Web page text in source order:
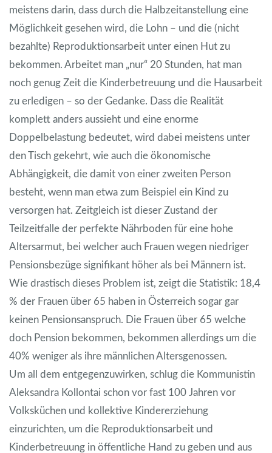
meistens darin, dass durch die Halbzeitanstellung eine
Möglichkeit gesehen wird, die Lohn – und die (nicht
bezahlte) Reproduktionsarbeit unter einen Hut zu
bekommen. Arbeitet man „nur“ 20 Stunden, hat man
noch genug Zeit die Kinderbetreuung und die Hausarbeit
zu erledigen – so der Gedanke. Dass die Realität
komplett anders aussieht und eine enorme
Doppelbelastung bedeutet, wird dabei meistens unter
den Tisch gekehrt, wie auch die ökonomische
Abhängigkeit, die damit von einer zweiten Person
besteht, wenn man etwa zum Beispiel ein Kind zu
versorgen hat. Zeitgleich ist dieser Zustand der
Teilzeitfalle der perfekte Nährboden für eine hohe
Altersarmut, bei welcher auch Frauen wegen niedriger
Pensionsbezüge signifikant höher als bei Männern ist.
Wie drastisch dieses Problem ist, zeigt die Statistik: 18,4
% der Frauen über 65 haben in Österreich sogar gar
keinen Pensionsanspruch. Die Frauen über 65 welche
doch Pension bekommen, bekommen allerdings um die
40% weniger als ihre männlichen Altersgenossen.
Um all dem entgegenzuwirken, schlug die Kommunistin
Aleksandra Kollontai schon vor fast 100 Jahren vor
Volksküchen und kollektive Kindererziehung
einzurichten, um die Reproduktionsarbeit und
Kinderbetreuung in öffentliche Hand zu geben und aus